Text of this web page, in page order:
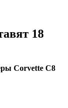
18
Corvette C8